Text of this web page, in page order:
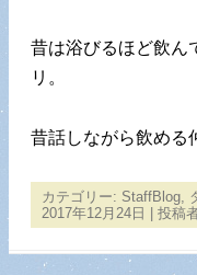
昔は浴びるほど飲ん
リ。
昔話しながら飲める
カテゴリー: StaffBlog
2017年12月24日
投稿